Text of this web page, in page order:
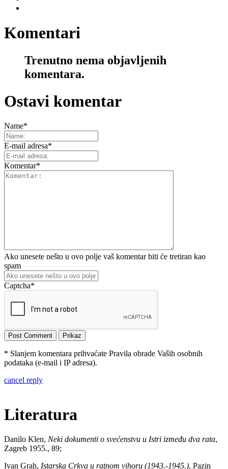
Komentari
Trenutno nema objavljenih
komentara.
Ostavi komentar
Name*
E-mail adresa*
Komentar*
Ako unesete nešto u ovo polje vaš komentar biti će tretiran kao
spam
Captcha*
* Slanjem komentara prihvaćate Pravila obrade Vaših osobnih
podataka (e-mail i IP adresa).
cancel reply
Literatura
Danilo Klen, Neki dokumenti o svećenstvu u Istri između dva rata,
Zagreb 1955., 89;
Ivan Grah, Istarska Crkva u ratnom vihoru (1943.-1945.), Pazin